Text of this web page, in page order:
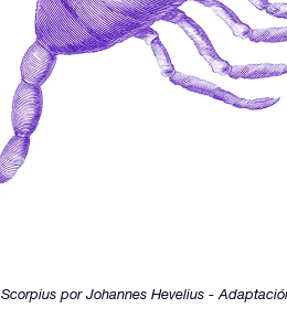
Scorpius por Johannes Hevelius -